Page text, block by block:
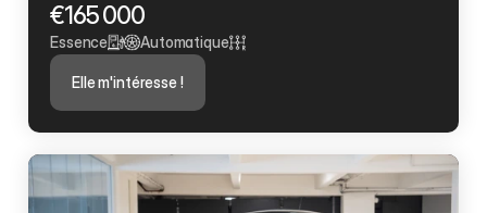
€165 000
Essence Automatique
Elle m'intéresse !